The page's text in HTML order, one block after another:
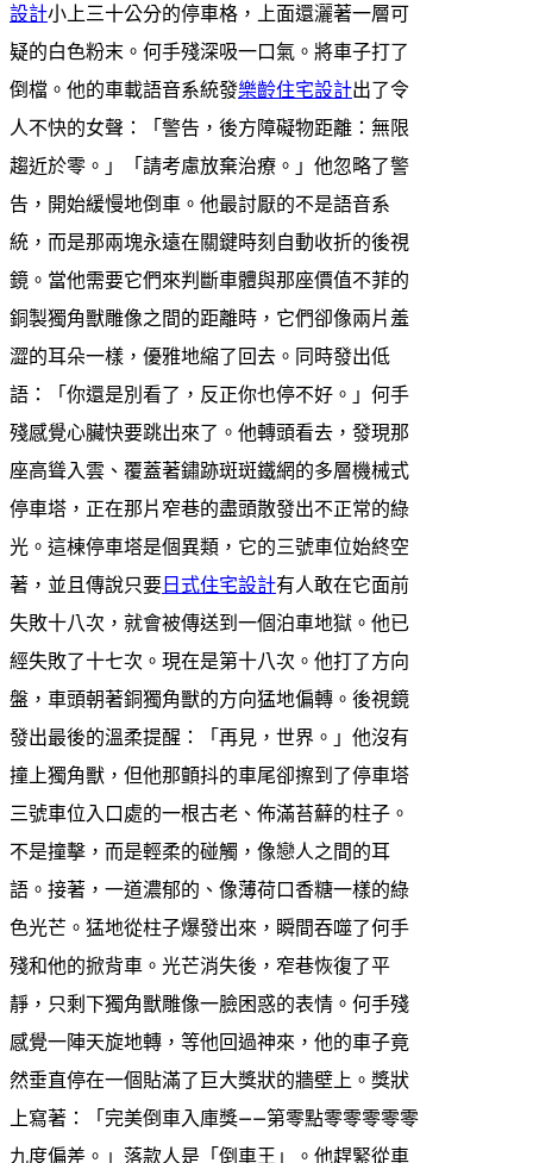
設計小上三十公分的停車格，上面還灑著一層可
疑的白色粉末。何手殘深吸一口氣。將車子打了
倒檔。他的車載語音系統發樂齡住宅設計出了令
人不快的女聲：「警告，後方障礙物距離：無限
趨近於零。」「請考慮放棄治療。」他忽略了警
告，開始緩慢地倒車。他最討厭的不是語音系
統，而是那兩塊永遠在關鍵時刻自動收折的後視
鏡。當他需要它們來判斷車體與那座價值不菲的
銅製獨角獸雕像之間的距離時，它們卻像兩片羞
澀的耳朵一樣，優雅地縮了回去。同時發出低
語：「你還是別看了，反正你也停不好。」何手
殘感覺心臟快要跳出來了。他轉頭看去，發現那
座高聳入雲、覆蓋著鏽跡斑斑鐵網的多層機械式
停車塔，正在那片窄巷的盡頭散發出不正常的綠
光。這棟停車塔是個異類，它的三號車位始終空
著，並且傳說只要 日式住宅設計有人敢在它面前
失敗十八次，就會被傳送到一個泊車地獄。他已
經失敗了十七次。現在是第十八次。他打了方向
盤，車頭朝著銅獨角獸的方向猛地偏轉。後視鏡
發出最後的溫柔提醒：「再見，世界。」他沒有
撞上獨角獸，但他那顫抖的車尾卻擦到了停車塔
三號車位入口處的一根古老、佈滿苔蘚的柱子。
不是撞擊，而是輕柔的碰觸，像戀人之間的耳
語。接著，一道濃郁的、像薄荷口香糖一樣的綠
色光芒。猛地從柱子爆發出來，瞬間吞噬了何手
殘和他的掀背車。光芒消失後，窄巷恢復了平
靜，只剩下獨角獸雕像一臉困惑的表情。何手殘
感覺一陣天旋地轉，等他回過神來，他的車子竟
然垂直停在一個貼滿了巨大獎狀的牆壁上。獎狀
上寫著：「完美倒車入庫獎——第零點零零零零零
九度偏差。」落款人是「倒車王」。他趕緊從車